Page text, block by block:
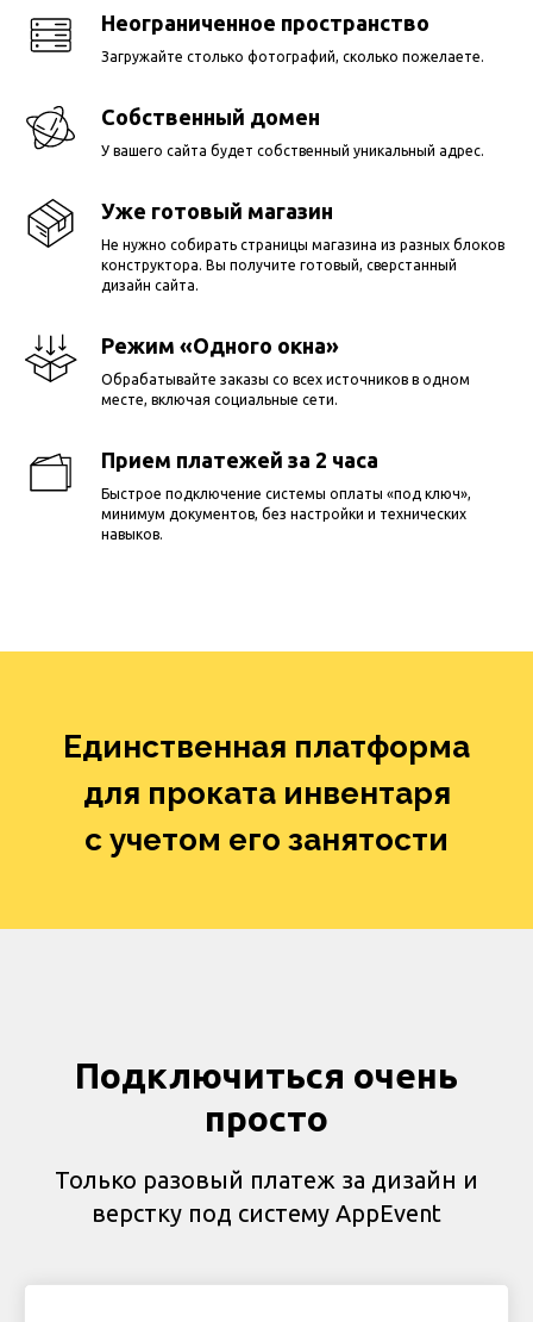
Неограниченное пространство
Загружайте столько фотографий, сколько пожелаете.
Собственный домен
У вашего сайта будет собственный уникальный адрес.
Уже готовый магазин
Не нужно собирать страницы магазина из разных блоков
конструктора. Вы получите готовый, сверстанный
дизайн сайта.
Режим «Одного окна»
Обрабатывайте заказы со всех источников в одном
месте, включая социальные сети.
Прием платежей за 2 часа
Быстрое подключение системы оплаты «под ключ»,
минимум документов, без настройки и технических
навыков.
Единственная платформа
для проката инвентаря
с учетом его занятости
Подключиться очень
просто
Только разовый платеж за дизайн и
верстку под систему AppEvent